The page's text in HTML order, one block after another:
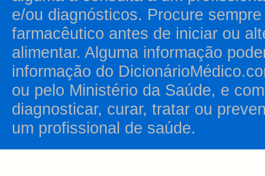
e/ou diagnósticos. Procure
farmacêutico antes de iniciar ou
alimentar. Alguma informação
informação do
ou pelo Ministério da Saúde, e
diagnosticar, curar, tratar ou
um profissional de saúde.